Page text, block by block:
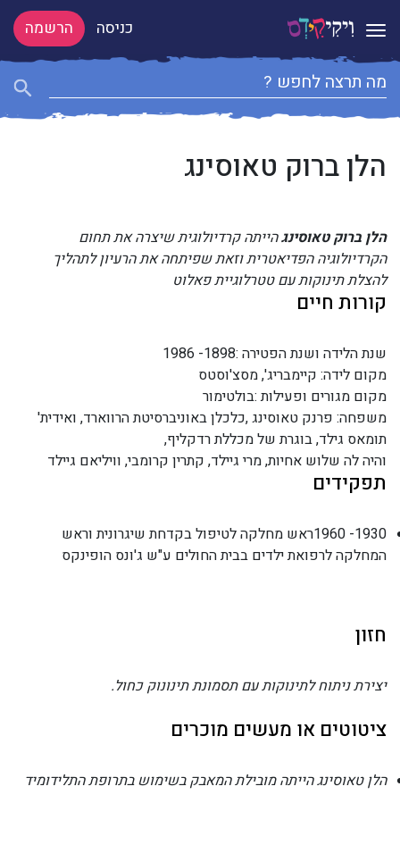
Toggle navigation כניסה הרשמה
הלן ברוק טאוסינג
הלן ברוק טאוסינגהייתה קרדיולוגית שיצרה את תחום
הקרדיולוגיה הפדיאטרית וזאת שפיתחה את הרעיון לתהליך
להצלת תינוקות עם טטרלוגיית פאלוט
קורות חיים
שנת הלידה ושנת הפטירה :1898- 1986
מקום לידה: קיימבריג', מסצ'וסטס
מקום מגורים ופעילות :בולטימור
משפחה: פרנק טאוסינג ,כלכלן באוניברסיטת הרווארד, ואידית'
תומאס גילד, בוגרת של מכללת רדקליף,
והיה לה שלוש אחיות, מרי גיילד, קתרין קרומבי, וויליאם גיילד
תפקידים
1930- 1960ראש מחלקה לטיפול בקדחת שיגרונית וראש
המחלקה לרפואת ילדים בבית החולים ע"ש ג'ונס הופינקס
חזון
יצירת ניתוח לתינוקות עם תסמונת תינונוק כחול.
ציטוטים או מעשים מוכרים
הלן טאוסינג הייתה מובילת המאבק בשימוש בתרופת התלידומיד